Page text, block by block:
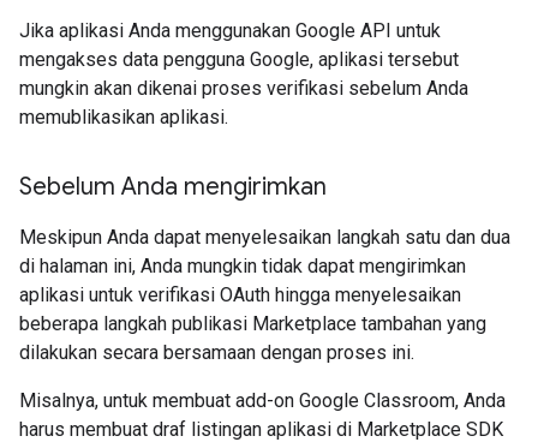
Jika aplikasi Anda menggunakan Google API untuk
mengakses data pengguna Google, aplikasi tersebut
mungkin akan dikenai proses verifikasi sebelum Anda
memublikasikan aplikasi.
Sebelum Anda mengirimkan
Meskipun Anda dapat menyelesaikan langkah satu dan dua
di halaman ini, Anda mungkin tidak dapat mengirimkan
aplikasi untuk verifikasi OAuth hingga menyelesaikan
beberapa langkah publikasi Marketplace tambahan yang
dilakukan secara bersamaan dengan proses ini.
Misalnya, untuk membuat add-on Google Classroom, Anda
harus membuat draf listingan aplikasi di Marketplace SDK